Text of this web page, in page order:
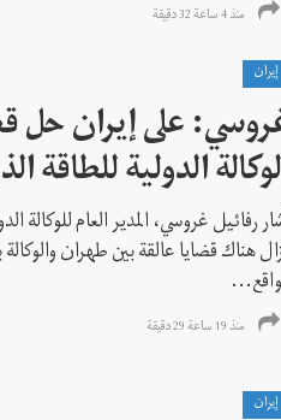
منذ 4 ساعة 32 دقیقة
إيران
على إيران حل
الدولية للطاقة
رفائيل غروسي، المدير العام للوكالة
هناك قضايا عالقة بين طهران
منذ 19 ساعة 29 دقیقة
إيران